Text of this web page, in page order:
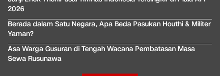
2026
Berada dalam Satu Negara, Apa Beda Pasukan Houthi & Militer
Yaman?
Asa Warga Gusuran di Tengah Wacana Pembatasan Masa
Sewa Rusunawa